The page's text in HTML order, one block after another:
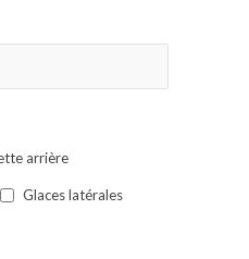
arrière
Glaces latérales